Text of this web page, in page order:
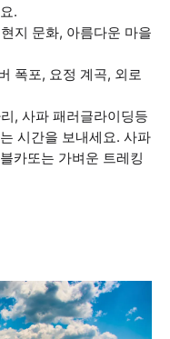
.
지 문화, 아름다운 마을
폭포, 요정 계곡, 외로
, 사파 패러글라이딩등
시간을 보내세요. 사파
카또는 가벼운 트레킹